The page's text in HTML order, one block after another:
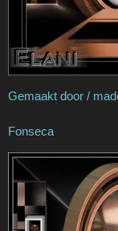
Gemaakt
Gemaakt
Fonseca